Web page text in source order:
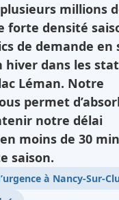
millions
forte densité
de demande en
dans les
Léman. Notre
permet
notre délai
moins de 30
saison.
à Nancy-Sur-